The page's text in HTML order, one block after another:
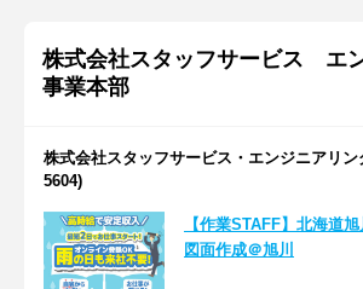
株式会社スタッフサービス エ
事業本部
株式会社スタッフサービス・エンジニアリ
5604)
【作業STAFF】北海道
図面作成＠旭川